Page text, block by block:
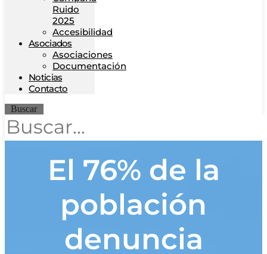
Ruido
2025
Accesibilidad
Asociados
Asociaciones
Documentación
Noticias
Contacto
Buscar
El 76% de la
población
denuncia